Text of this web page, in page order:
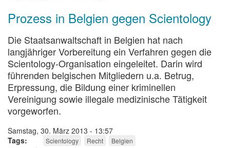
Prozess in Belgien gegen Scientology
Die Staatsanwaltschaft in Belgien hat nach
langjähriger Vorbereitung ein Verfahren gegen die
Scientology-Organisation eingeleitet. Darin wird
führenden belgischen Mitgliedern u.a. Betrug,
Erpressung, die Bildung einer kriminellen
Vereinigung sowie illegale medizinische Tätigkeit
vorgeworfen.
Samstag, 30. März 2013 - 13:57
Tags
Scientology Recht Belgien